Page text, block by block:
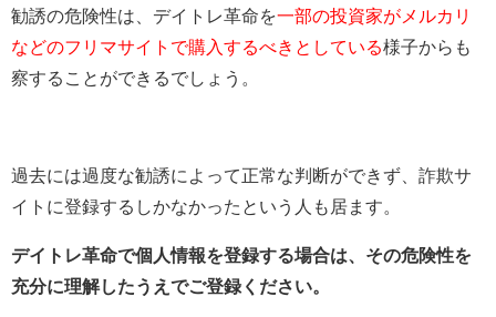
勧誘の危険性は、デイトレ革命を一部の投資家がメルカリ
などのフリマサイトで購入するべきとしている様子からも
察することができるでしょう。
過去には過度な勧誘によって正常な判断ができず、詐欺サ
イトに登録するしかなかったという人も居ます。
デイトレ革命で個人情報を登録する場合は、その危険性を
充分に理解したうえでご登録ください。